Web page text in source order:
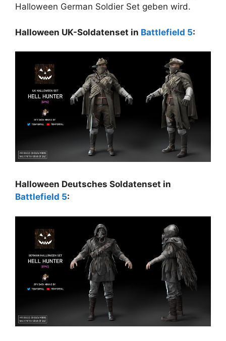
Halloween German Soldier Set geben wird.
Halloween UK-Soldatenset in Battlefield 5:
Halloween Deutsches Soldatenset in
Battlefield 5: